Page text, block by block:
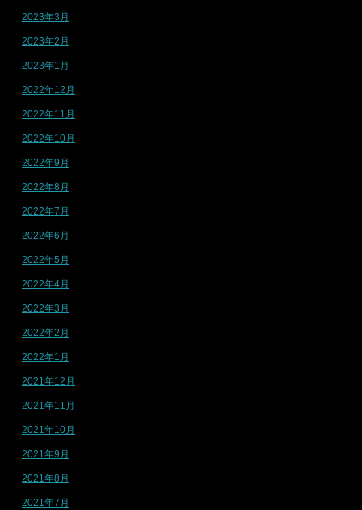
2023年3月
2023年2月
2023年1月
2022年12月
2022年11月
2022年10月
2022年9月
2022年8月
2022年7月
2022年6月
2022年5月
2022年4月
2022年3月
2022年2月
2022年1月
2021年12月
2021年11月
2021年10月
2021年9月
2021年8月
2021年7月